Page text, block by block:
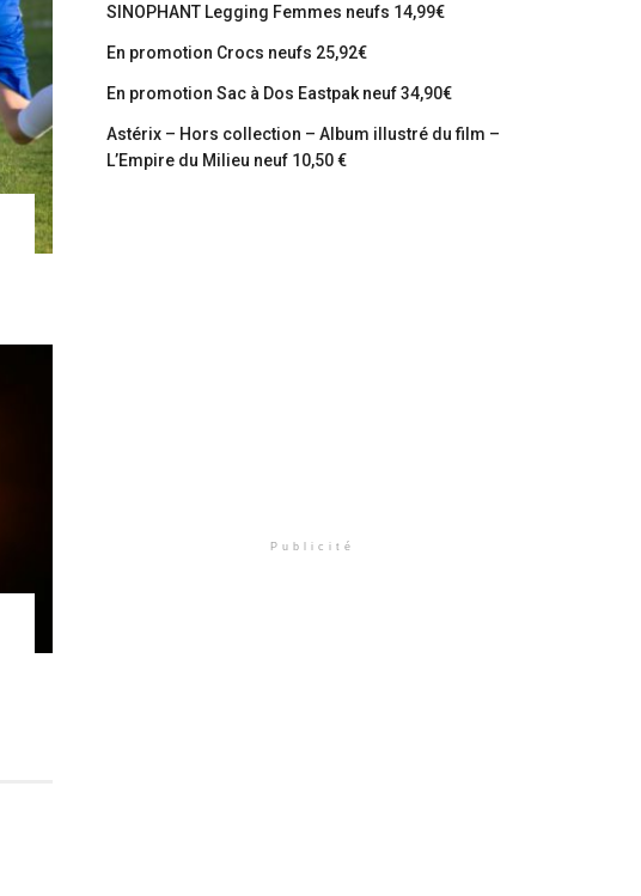
SINOPHANT Legging Femmes neufs 14,99€
En promotion Crocs neufs 25,92€
En promotion Sac à Dos Eastpak neuf 34,90€
Astérix – Hors collection – Album illustré du film –
L’Empire du Milieu neuf 10,50 €
Publicité